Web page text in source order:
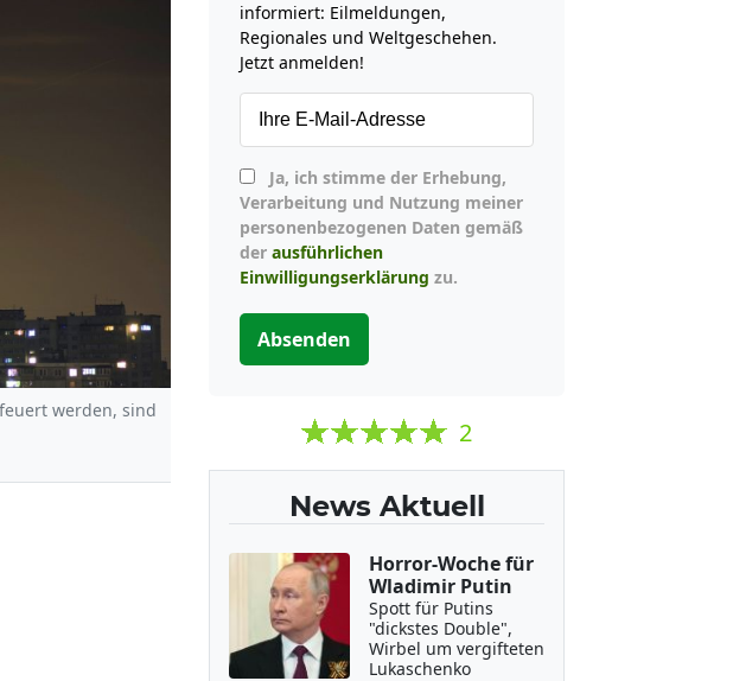
werden, sind
informiert: Eilmeldungen,
Regionales und Weltgeschehen.
Jetzt anmelden!
Verarbeitung und Nutzung meiner
personenbezogenen Daten gemäß
der ausführlichen
Einwilligungserklärung zu.
Absenden
2
News Aktuell
Horror-Woche für
Wladimir Putin
Spott für Putins
"dickstes Double",
Wirbel um vergifteten
Lukaschenko